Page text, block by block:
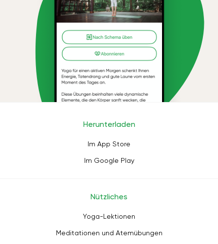
Herunterladen
Im App Store
Im Google Play
Nützliches
Yoga-Lektionen
Meditationen und Atemübungen